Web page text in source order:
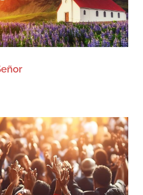
y lo que debe
Fidelidad y no
contabilidad